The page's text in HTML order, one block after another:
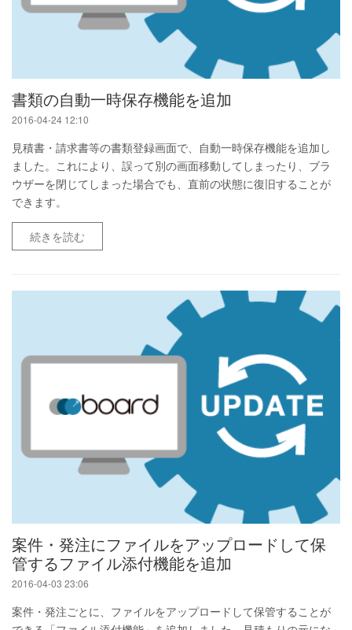
書類の自動一時保存機能を追加
2016-04-24 12:10
見積書・請求書等の書類登録画面で、自動一時保存機能を追加し
ました。これにより、誤って別の画面移動してしまったり、ブラ
ウザーを閉じてしまった場合でも、直前の状態に復旧することが
できます。
続きを読む
案件・発注にファイルをアップロードして保
管するファイル添付機能を追加
2016-04-03 23:06
案件・発注ごとに、ファイルをアップロードして保管することが